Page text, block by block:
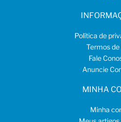
Política de
Termos de
Fale
Anuncie
MINHA
Minha